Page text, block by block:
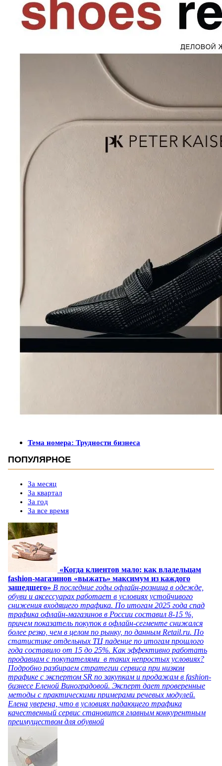
Тема номера: Трудности бизнеса
ПОПУЛЯРНОЕ
За месяц
За квартал
За год
За все время
«Когда клиентов мало: как владельцам
fashion-магазинов «выжать» максимум из каждого
зашедшего» В последние годы офлайн-розница в одежде,
обуви и аксессуарах работает в условиях устойчивого
снижения входящего трафика. По итогам 2025 года спад
трафика офлайн-магазинов в России составил 8-15 %,
причем показатель покупок в офлайн-сегменте снижался
более резко, чем в целом по рынку, по данным Retail.ru. По
статистике отдельных ТЦ падение по итогам прошлого
года составило от 15 до 25%. Как эффективно работать
продавцам с покупателями в таких непростых условиях?
Подробно разбираем стратегии сервиса при низком
трафике с экспертом SR по закупкам и продажам в fashion-
бизнесе Еленой Виноградовой. Эксперт дает проверенные
методы с практическими примерами речевых модулей.
Елена уверена, что в условиях падающего трафика
качественный сервис становится главным конкурентным
преимуществом для обувной